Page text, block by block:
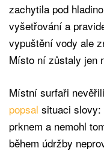
zachytila pod
vyšetřování a
vypuštění vody ale
Místo ní zůstaly jen
Místní surfaři
popsal situaci slovy:
prknem a nemohl
během údržby